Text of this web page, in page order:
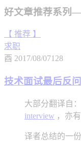
好文章推荐系列
【 推荐 】
求职
酉 2017/08/07128
技术面试最后反
大部分翻译自：
interview ，亦
译者总结的一